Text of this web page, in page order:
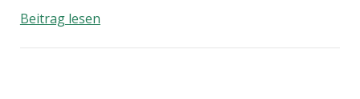
Beitrag lesenHeute